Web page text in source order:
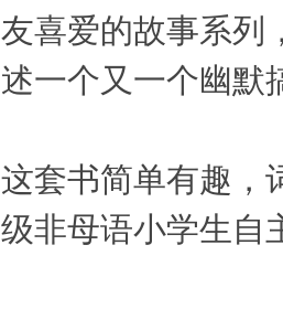
友喜爱的故事系列
述一个又一个幽默
这套书简单有趣，
级非母语小学生自